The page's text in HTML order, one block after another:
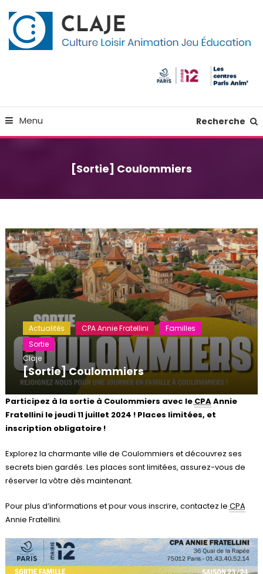
To
Content
Menu Recherche
[Sortie] Coulommiers
Actualités CPA Annie Fratellini
Familles
Sortie
Claje
[Sortie] Coulommiers
Participez à la sortie à Coulommiers avec le CPAAnnie
Fratellini le jeudi 11 juillet 2024 ! Places limitées, et
inscription obligatoire !
Explorez la charmante ville de Coulommiers et découvrez ses
secrets bien gardés. Les places sont limitées, assurez-vous de
réserver la vôtre dès maintenant.
Pour plus d’informations et pour vous inscrire, contactez le CPA
Annie Fratellini.